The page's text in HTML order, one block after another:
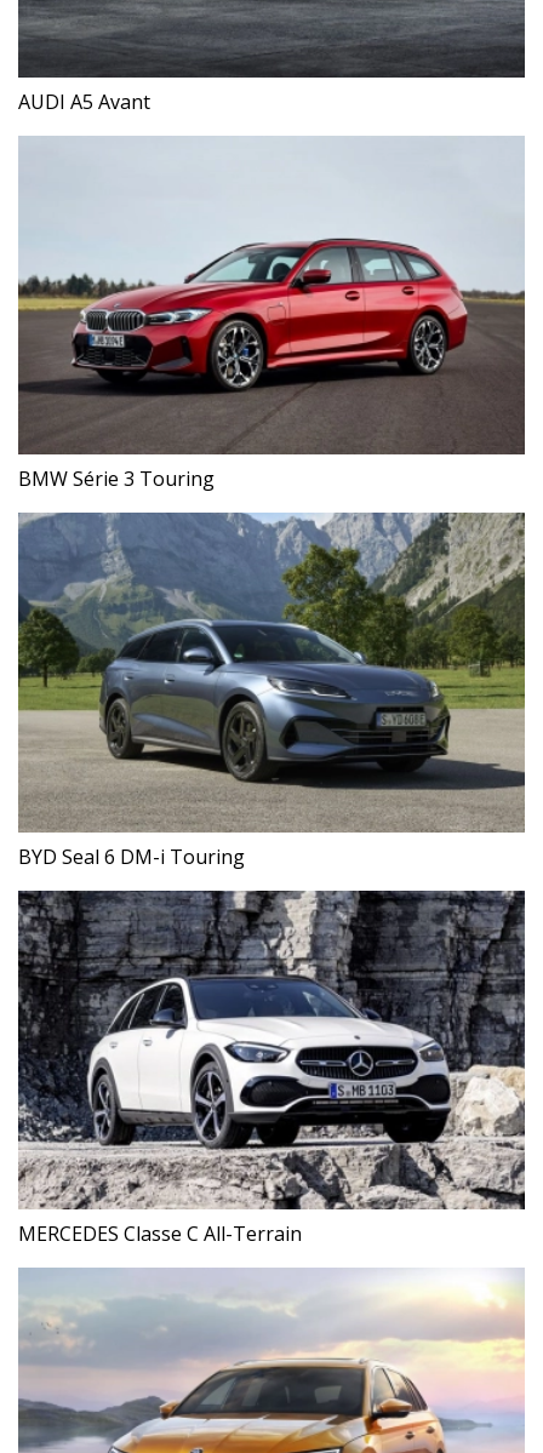
AUDI A5 Avant
BMW Série 3 Touring
BYD Seal 6 DM-i Touring
MERCEDES Classe C All-Terrain